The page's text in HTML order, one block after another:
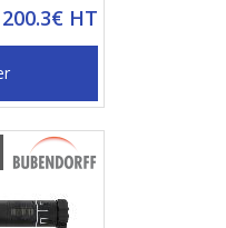
HT